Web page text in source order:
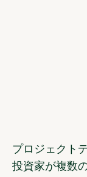
プロジェクト
投資家が複数